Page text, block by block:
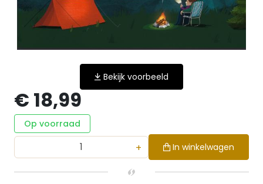
Bekijk voorbeeld
€ 18,99
Op voorraad
+ In winkelwagen